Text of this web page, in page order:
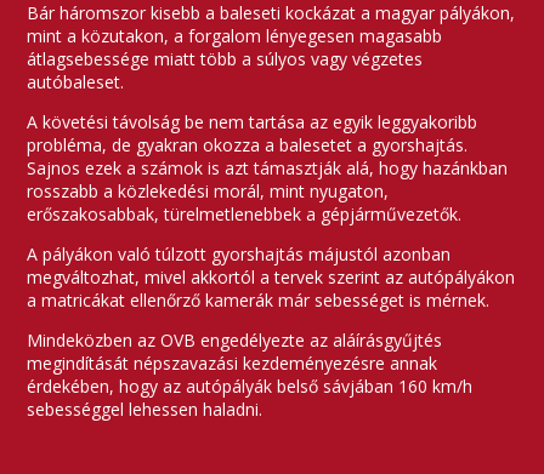
Bár háromszor kisebb a baleseti kockázat a magyar pályákon,
mint a közutakon, a forgalom lényegesen magasabb
átlagsebessége miatt több a súlyos vagy végzetes
autóbaleset.
A követési távolság be nem tartása az egyik leggyakoribb
probléma, de gyakran okozza a balesetet a gyorshajtás.
Sajnos ezek a számok is azt támasztják alá, hogy hazánkban
rosszabb a közlekedési morál, mint nyugaton,
erőszakosabbak, türelmetlenebbek a gépjárművezetők.
A pályákon való túlzott gyorshajtás májustól azonban
megváltozhat, mivel akkortól a tervek szerint az autópályákon
a matricákat ellenőrző kamerák már sebességet is mérnek.
Mindeközben az OVB engedélyezte az aláírásgyűjtés
megindítását népszavazási kezdeményezésre annak
érdekében, hogy az autópályák belső sávjában 160 km/h
sebességgel lehessen haladni.